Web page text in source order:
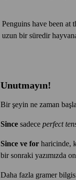
Penguins have been at
uzun bir süredir
Unutmayın!
Bir şeyin ne zaman
Since sadece perfect
Since ve for haricinde,
bir sonraki yazımızda
Daha fazla gramer